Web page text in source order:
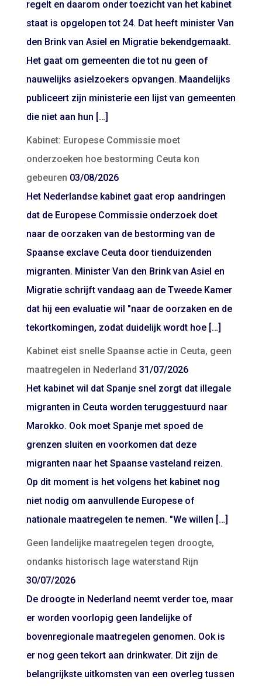
regelt en daarom onder toezicht van het kabinet
staat is opgelopen tot 24. Dat heeft minister Van
den Brink van Asiel en Migratie bekendgemaakt.
Het gaat om gemeenten die tot nu geen of
nauwelijks asielzoekers opvangen. Maandelijks
publiceert zijn ministerie een lijst van gemeenten
die niet aan hun […]
Kabinet: Europese Commissie moet
onderzoeken hoe bestorming Ceuta kon
gebeuren 03/08/2026
Het Nederlandse kabinet gaat erop aandringen
dat de Europese Commissie onderzoek doet
naar de oorzaken van de bestorming van de
Spaanse exclave Ceuta door tienduizenden
migranten. Minister Van den Brink van Asiel en
Migratie schrijft vandaag aan de Tweede Kamer
dat hij een evaluatie wil "naar de oorzaken en de
tekortkomingen, zodat duidelijk wordt hoe […]
Kabinet eist snelle Spaanse actie in Ceuta, geen
maatregelen in Nederland 31/07/2026
Het kabinet wil dat Spanje snel zorgt dat illegale
migranten in Ceuta worden teruggestuurd naar
Marokko. Ook moet Spanje met spoed de
grenzen sluiten en voorkomen dat deze
migranten naar het Spaanse vasteland reizen.
Op dit moment is het volgens het kabinet nog
niet nodig om aanvullende Europese of
nationale maatregelen te nemen. "We willen […]
Geen landelijke maatregelen tegen droogte,
ondanks historisch lage waterstand Rijn
30/07/2026
De droogte in Nederland neemt verder toe, maar
er worden voorlopig geen landelijke of
bovenregionale maatregelen genomen. Ook is
er nog geen tekort aan drinkwater. Dit zijn de
belangrijkste uitkomsten van een overleg tussen